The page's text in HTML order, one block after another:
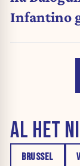
Infantino
AL HET
BRUSSEL